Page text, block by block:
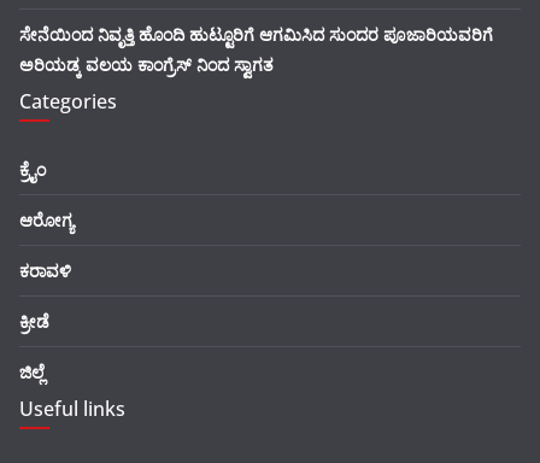
ಸೇನೆಯಿಂದ ನಿವೃತ್ತಿ ಹೊಂದಿ ಹುಟ್ಟೂರಿಗೆ ಆಗಮಿಸಿದ ಸುಂದರ ಪೂಜಾರಿಯವರಿಗೆ
ಅರಿಯಡ್ಕ ವಲಯ ಕಾಂಗ್ರೆಸ್ ನಿಂದ ಸ್ವಾಗತ
Categories
ಕ್ರೈಂ
ಆರೋಗ್ಯ
ಕರಾವಳಿ
ಕ್ರೀಡೆ
ಜಿಲ್ಲೆ
Useful links